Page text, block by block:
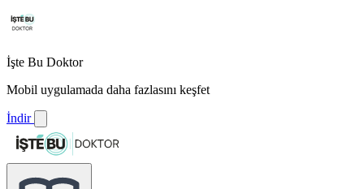
İşte Bu Doktor
Mobil uygulamada daha fazlasını keşfet
İndir